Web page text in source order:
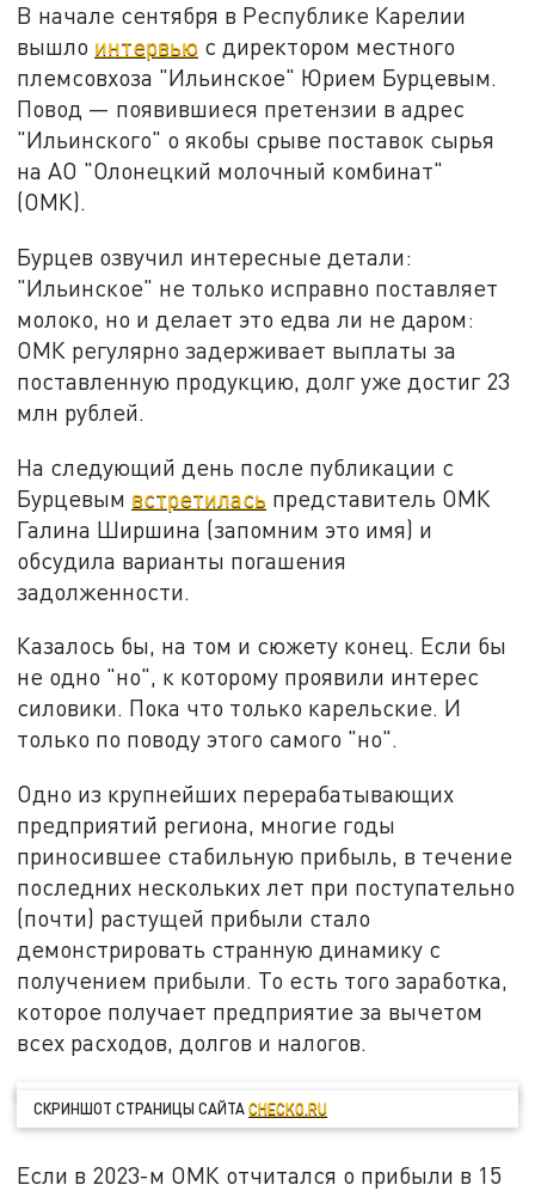
В начале сентября в Республике Карелии
вышло интервью с директором местного
племсовхоза "Ильинское" Юрием Бурцевым.
Повод — появившиеся претензии в адрес
"Ильинского" о якобы срыве поставок сырья
на АО "Олонецкий молочный комбинат"
(ОМК).
Бурцев озвучил интересные детали:
"Ильинское" не только исправно поставляет
молоко, но и делает это едва ли не даром:
ОМК регулярно задерживает выплаты за
поставленную продукцию, долг уже достиг 23
млн рублей.
На следующий день после публикации с
Бурцевым встретилась представитель ОМК
Галина Ширшина (запомним это имя) и
обсудила варианты погашения
задолженности.
Казалось бы, на том и сюжету конец. Если бы
не одно "но", к которому проявили интерес
силовики. Пока что только карельские. И
только по поводу этого самого "но".
Одно из крупнейших перерабатывающих
предприятий региона, многие годы
приносившее стабильную прибыль, в течение
последних нескольких лет при поступательно
(почти) растущей прибыли стало
демонстрировать странную динамику с
получением прибыли. То есть того заработка,
которое получает предприятие за вычетом
всех расходов, долгов и налогов.
СКРИНШОТ СТРАНИЦЫ САЙТАCHECKO.RU
Если в 2023-м ОМК отчитался о прибыли в 15